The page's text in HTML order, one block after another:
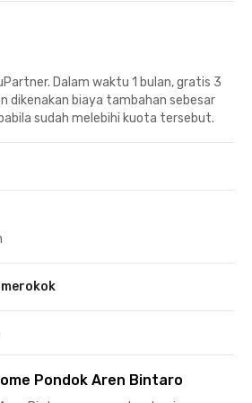
Dalam waktu 1 bulan, gratis 3
dikenakan biaya tambahan sebesar
sudah melebihi kuota tersebut.
Pondok Aren Bintaro